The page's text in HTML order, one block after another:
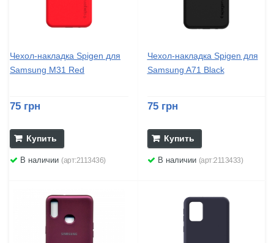
Чехол-накладка Spigen для
Samsung M31 Red
75 грн
Купить
В наличии (арт:2113436)
Чехол-накладка Spigen для
Samsung A71 Black
75 грн
Купить
В наличии (арт:2113433)